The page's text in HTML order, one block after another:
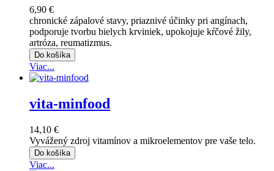
6,90 €
chronické zápalové stavy, priaznivé účinky pri angínach,
podporuje tvorbu bielych krviniek, upokojuje kŕčové žily,
artróza, reumatizmus.
Do košíka
Viac...
vita-minfood
14,10 €
Vyvážený zdroj vitamínov a mikroelementov pre vaše telo.
Do košíka
Viac...